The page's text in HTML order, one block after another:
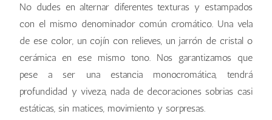
No dudes en alternar diferentes texturas y estampados
con el mismo denominador común cromático. Una vela
de ese color, un cojín con relieves, un jarrón de cristal o
cerámica en ese mismo tono. Nos garantizamos que
pese a ser una estancia monocromática, tendrá
profundidad y viveza, nada de decoraciones sobrias casi
estáticas, sin matices, movimiento y sorpresas.